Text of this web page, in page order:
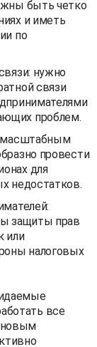
быть четко
и иметь
по
нужно
связи
проблем.
масштабным
провести
для
недостатков.
защиты прав
или
налоговых
все
новым